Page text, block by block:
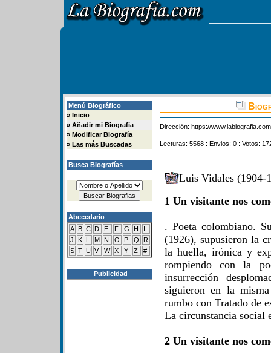
Menú Biográfico
» Inicio
» Añadir mi Biografia
» Modificar Biografía
» Las más Buscadas
Busca Biografías
Abecedario
A B C D E F G H
I
J
K L M N O P Q
R
S T U V W X Y Z #
Publicidad
Dirección: https://
Lecturas: 5568 : Envios: 0 : Votos:
Luis Vidales (1904-
1 Un visitante nos
. Poeta colombiano.
(1926), supusieron la
la huella, irónica y
rompiendo con la
insurrección
siguieron en la
rumbo con Tratado de
La circunstancia social
2 Un visitante nos